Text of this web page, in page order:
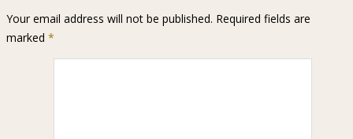
Your email address will not be published. Required fields are
marked *